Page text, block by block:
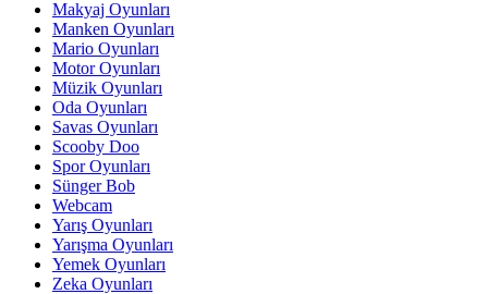
Makyaj Oyunları
Manken Oyunları
Mario Oyunları
Motor Oyunları
Müzik Oyunları
Oda Oyunları
Savas Oyunları
Scooby Doo
Spor Oyunları
Sünger Bob
Webcam
Yarış Oyunları
Yarışma Oyunları
Yemek Oyunları
Zeka Oyunları